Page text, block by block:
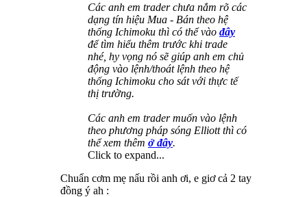
Các anh em trader chưa nắm rõ các
dạng tín hiệu Mua - Bán theo hệ
thống Ichimoku thì có thể vào đây
để tìm hiểu thêm trước khi trade
nhé, hy vọng nó sẽ giúp anh em chủ
động vào lệnh/thoát lệnh theo hệ
thống Ichimoku cho sát với thực tế
thị trường.
Các anh em trader muốn vào lệnh
theo phương pháp sóng Elliott thì có
thể xem thêm ở đây.
Click to expand...
Chuẩn cơm mẹ nấu rồi anh ơi, e giơ cả 2 tay
đồng ý ah :